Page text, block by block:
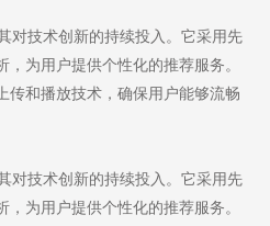
技术创新的持续投入。它采用先
为用户提供个性化的推荐服务。
传和播放技术，确保用户能够流畅
技术创新的持续投入。它采用先
为用户提供个性化的推荐服务。